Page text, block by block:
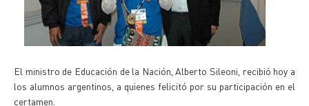
El ministro de Educación de la Nación, Alberto Sileoni, recibió hoy a
los alumnos argentinos, a quienes felicitó por su participación en el
certamen.